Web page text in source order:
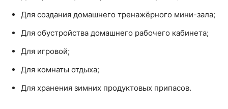
Для создания домашнего тренажёрного мини-зала;
Для обустройства домашнего рабочего кабинета;
Для игровой;
Для комнаты отдыха;
Для хранения зимних продуктовых припасов.